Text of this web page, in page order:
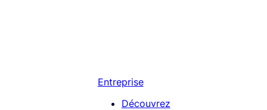
Entreprise
Découvrez